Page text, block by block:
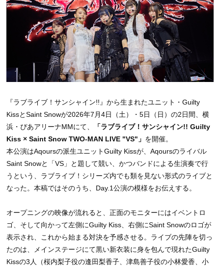
『ラブライブ！サンシャイン!!』から生まれたユニット・Guilty
KissとSaint Snowが2026年7月4日（土）・5日（日）の2日間、横
浜・ぴあアリーナMMにて、
「ラブライブ！サンシャイン!! Guilty
Kiss × Saint Snow TWO-MAN LIVE "VS"」 を開催。
本公演はAqoursの派生ユニットGuilty Kissが、Aqoursのライバル
Saint Snowと「VS」と題して競い、かつバンドによる生演奏で行
うという、ラブライブ！シリーズ内でも類を見ない形式のライブと
なった。本稿ではそのうち、Day.1公演の模様をお伝えする。
オープニングの映像が流れると、正面のモニターにはイベントロ
ゴ、そして向かって左側にGuilty Kiss、右側にSaint Snowのロゴが
表示され、これから始まる対決を予感させる。ライブの先陣を切っ
たのは、メインステージにて黒い新衣装に身を包んで現れたGuilty
Kissの3人（桜内梨子役の逢田梨香子、津島善子役の小林愛香、小